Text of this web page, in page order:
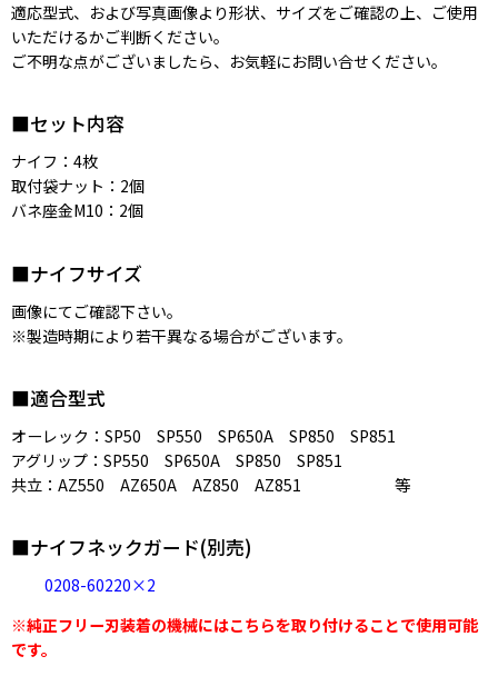
適応型式、および写真画像より形状、サイズをご確認の上、ご使用
いただけるかご判断ください。
ご不明な点がございましたら、お気軽にお問い合せください。
■セット内容
ナイフ：4枚
取付袋ナット：2個
バネ座金M10：2個
■ナイフサイズ
画像にてご確認下さい。
※製造時期により若干異なる場合がございます。
■適合型式
オーレック：SP50 SP550 SP650A SP850 SP851
アグリップ：SP550 SP650A SP850 SP851
共立：AZ550 AZ650A AZ850 AZ851 等
■ナイフネックガード(別売)
0208-60220×2
※純正フリー刃装着の機械にはこちらを取り付けることで使用可能
です。